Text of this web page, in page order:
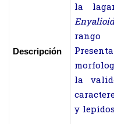
Descripción
la
rango
la
y